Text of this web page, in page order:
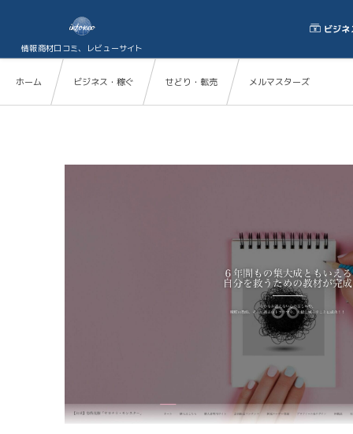
情報商材口コミ、レビューサイト
ビジネ
ホーム ビジネス・稼ぐ せどり・転売 メルマスターズ